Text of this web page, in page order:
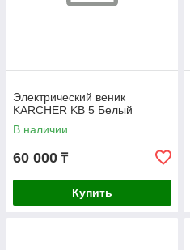
Электрический веник
KARCHER KB 5 Белый
В наличии
60 000 ₸
Купить